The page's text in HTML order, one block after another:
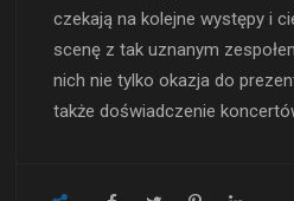
czekają na kolejne występy i
scenę z tak uznanym
nich nie tylko okazja do
także doświadczenie